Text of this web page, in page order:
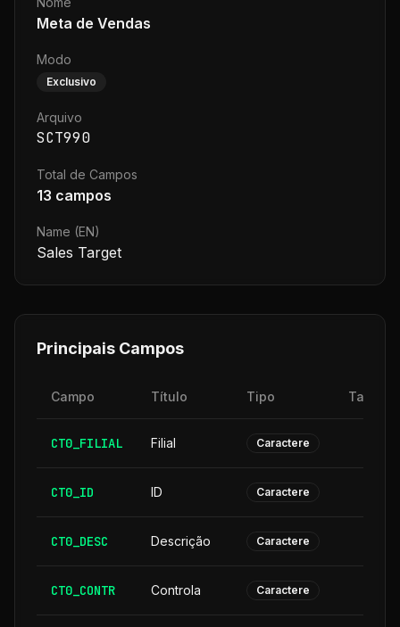
Meta de Vendas
Modo
Exclusivo
Arquivo
SCT990
Total de Campos
13 campos
Name (EN)
Sales Target
Principais Campos
Campo Título Tipo
CT0_FILIAL Filial Caractere
CT0_ID ID Caractere
CT0_DESC Descrição Caractere
CT0_CONTR Controla Caractere